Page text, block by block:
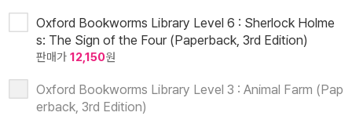
Oxford Bookworms Library Level 6 : Sherlock Holme
s: The Sign of the Four (Paperback, 3rd Edition)
판매가 12,150원
Oxford Bookworms Library Level 3 : Animal Farm (Pap
erback, 3rd Edition)